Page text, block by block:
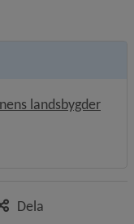
landsbygder
Dela